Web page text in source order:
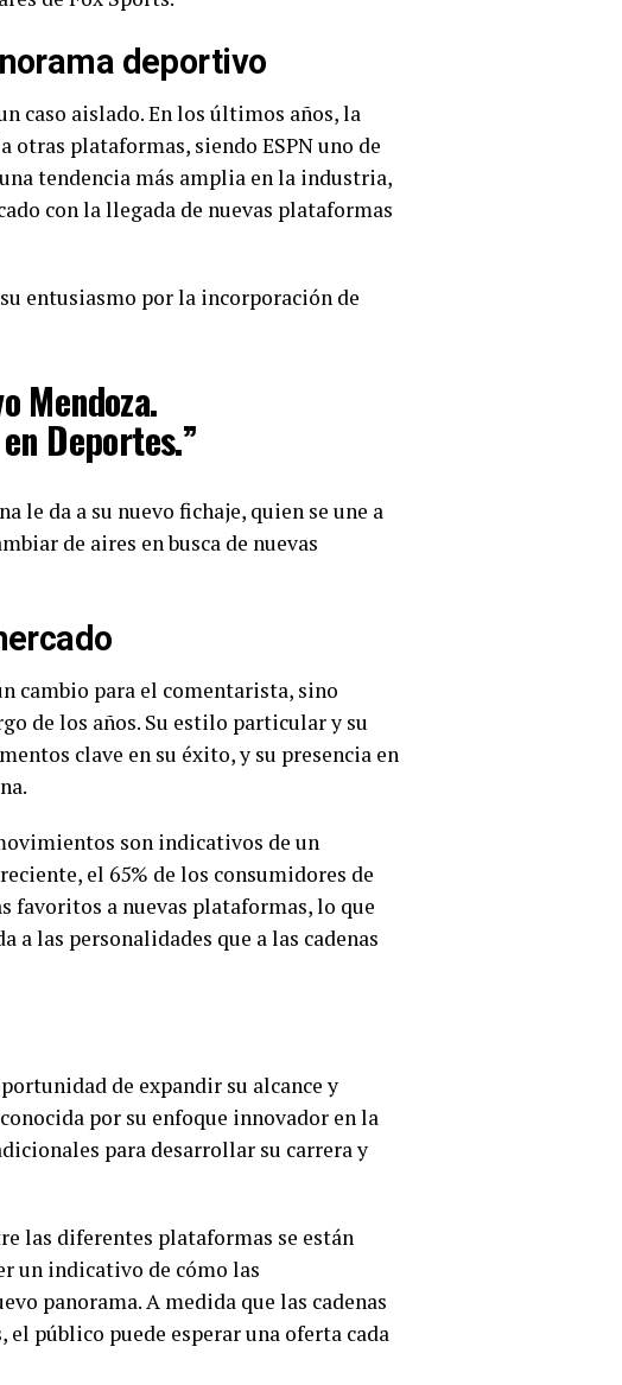
deportivo
caso aislado. En los últimos años, la
otras plataformas, siendo ESPN uno de
tendencia más amplia en la industria,
con la llegada de nuevas plataformas
entusiasmo por la incorporación de
Mendoza.
Deportes.”
le da a su nuevo fichaje, quien se une a
de aires en busca de nuevas
cambio para el comentarista, sino
de los años. Su estilo particular y su
clave en su éxito, y su presencia en
son indicativos de un
el 65% de los consumidores de
favoritos a nuevas plataformas, lo que
las personalidades que a las cadenas
de expandir su alcance y
por su enfoque innovador en la
para desarrollar su carrera y
las diferentes plataformas se están
un indicativo de cómo las
panorama. A medida que las cadenas
público puede esperar una oferta cada